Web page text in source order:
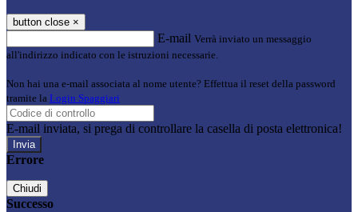
button close ×
E-mail Verrà inviato un messaggio
all'indirizzo indicato con le istruzioni necessarie.
Non hai una e-mail associata al nome utente? Effettua il reset della password
tramite la Login Spaggiari
E-mail inviata, si prega di controllare la casella di posta elettronica!
Errore
Chiudi
Successo